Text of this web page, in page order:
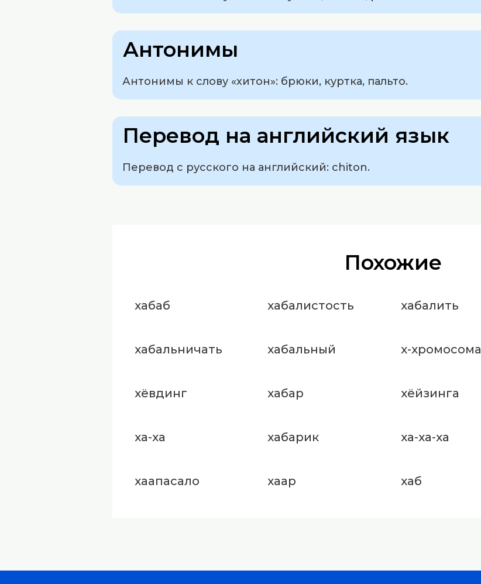
Антонимы
Антонимы к слову «хитон»: брюки, куртка, пальто.
Перевод на английский язык
Перевод с русского на английский: chiton.
Похожие
хабаб хабалистость хабалить
хабальничать хабальный х-хромосома
хёвдинг хабар хёйзинга
ха-ха хабарик ха-ха-ха
хаапасало хаар хаб